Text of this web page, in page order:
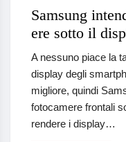
Samsung
ere sotto il
A nessuno piace la
display degli
migliore, quindi
fotocamere frontali
rendere i display…